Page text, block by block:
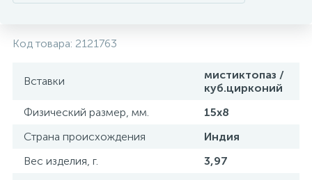
Код товара: 2121763
Вставки
мистиктопаз /
куб.цирконий
Физический размер, мм.
15х8
Страна происхождения
Индия
Вес изделия, г.
3,97